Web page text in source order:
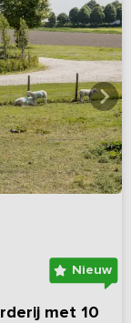
Nieuw
met 10